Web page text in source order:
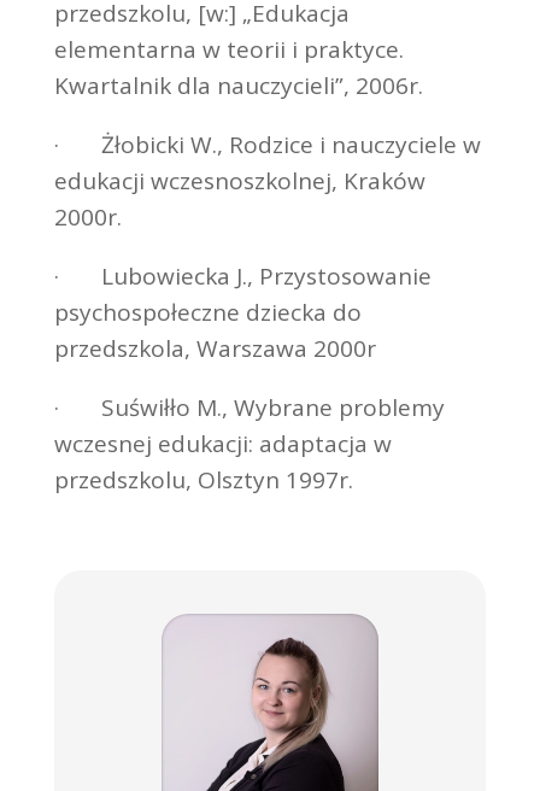
przedszkolu, [w:] „Edukacja
elementarna w teorii i praktyce.
Kwartalnik dla nauczycieli”, 2006r.
· Żłobicki W., Rodzice i nauczyciele w
edukacji wczesnoszkolnej, Kraków
2000r.
· Lubowiecka J., Przystosowanie
psychospołeczne dziecka do
przedszkola, Warszawa 2000r
· Suświłło M., Wybrane problemy
wczesnej edukacji: adaptacja w
przedszkolu, Olsztyn 1997r.